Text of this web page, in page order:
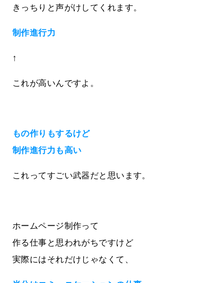
きっちりと声がけしてくれます。
制作進行力
↑
これが高いんですよ。
もの作りもするけど
制作進行力も高い
これってすごい武器だと思います。
ホームページ制作って
作る仕事と思われがちですけど
実際にはそれだけじゃなくて、